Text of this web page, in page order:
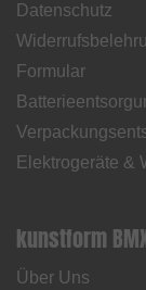
Datenschutz
Formular
Elektrogeräte &
kunstform
Über Uns